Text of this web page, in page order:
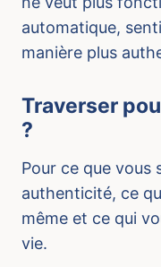
automatique,
manière plus
Traverser
?
Pour ce que vous
authenticité, ce
même et ce qui
vie.